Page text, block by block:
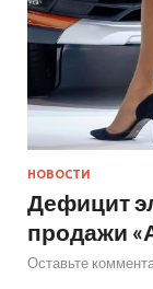
НОВОСТИ
Дефицит
продажи
Оставьте